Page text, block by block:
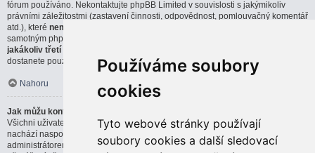
Používáme soubory
cookies
Tyto webové stránky používají
soubory cookies a další sledovací
fórum používáno. Nekontaktujte phpBB Limited v souvislosti s jakýmikoliv
právními záležitostmi (zastavení činnosti, odpovědnost, pomlouvačný komentář
atd.), které nemají přímou souvislost
samotným phpBB softwarem. Pokud pošlete email phpBB Limited týkající se
jakákoliv třetí strany
dostanete pouze strohou, nebo vůbec žádnou odpověď.
Nahoru
Jak můžu kontaktovat administrátora fóra?
Všichni uživatelé fóra můžou použít formulář „Kontaktujte nás“, který se
nachází naspodu všech stránek, pokud je tato možnost povolena
administrátorem fóra.